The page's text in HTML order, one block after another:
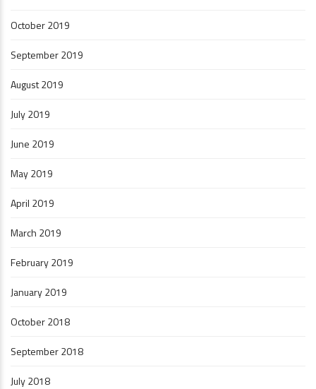
October 2019
September 2019
August 2019
July 2019
June 2019
May 2019
April 2019
March 2019
February 2019
January 2019
October 2018
September 2018
July 2018